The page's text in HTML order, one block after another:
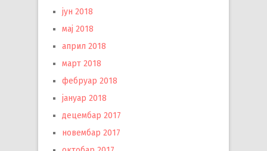
јун 2018
мај 2018
април 2018
март 2018
фебруар 2018
јануар 2018
децембар 2017
новембар 2017